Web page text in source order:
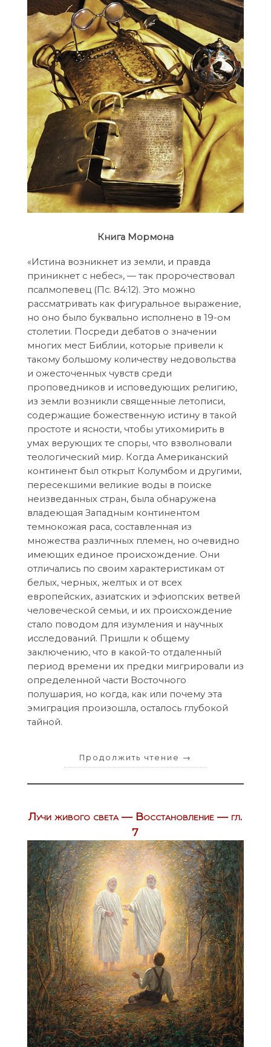
Книга Мормона
«Истина возникнет из земли, и правда
приникнет с небес», — так пророчествовал
псалмопевец (Пс. 84:12). Это можно
рассматривать как фигуральное выражение,
но оно было буквально исполнено в 19-ом
столетии. Посреди дебатов о значении
многих мест Библии, которые привели к
такому большому количеству недовольства
и ожесточенных чувств среди
проповедников и исповедующих религию,
из земли возникли священные летописи,
содержащие божественную истину в такой
простоте и ясности, чтобы утихомирить в
умах верующих те споры, что взволновали
теологический мир. Когда Американский
континент был открыт Колумбом и другими,
пересекшими великие воды в поиске
неизведанных стран, была обнаружена
владеющая Западным континентом
темнокожая раса, составленная из
множества различных племен, но очевидно
имеющих единое происхождение. Они
отличались по своим характеристикам от
белых, черных, желтых и от всех
европейских, азиатских и эфиопских ветвей
человеческой семьи, и их происхождение
стало поводом для изумления и научных
исследований. Пришли к общему
заключению, что в какой-то отдаленный
период времени их предки мигрировали из
определенной части Восточного
полушария, но когда, как или почему эта
эмиграция произошла, осталось глубокой
тайной.
Продолжить чтение →
Лучи живого света — Восстановление — гл.
7